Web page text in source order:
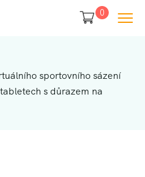
0
sportovního sázení
s důrazem na